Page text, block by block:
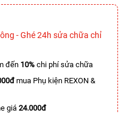
- Ghé 24h sửa chữa chỉ
đến 10% chi phí sửa chữa
mua Phụ kiện REXON &
giá24.000đ